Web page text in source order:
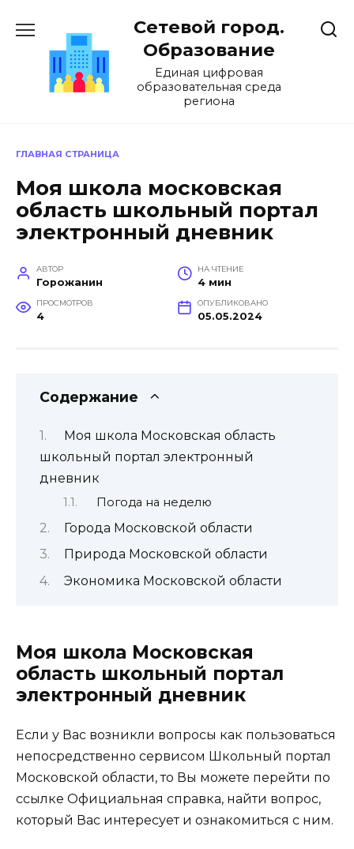
содержанию
Сетевой город.
Образование
Единая цифровая
образовательная среда
региона
ГЛАВНАЯ СТРАНИЦА
Моя школа московская
область школьный портал
электронный дневник
АВТОР
Горожанин
НА ЧТЕНИЕ
4 мин
ПРОСМОТРОВ
4
ОПУБЛИКОВАНО
05.05.2024
Содержание
Моя школа Московская область
школьный портал электронный
дневник
Погода на неделю
Города Московской области
Природа Московской области
Экономика Московской области
Моя школа Московская
область школьный портал
электронный дневник
Если у Вас возникли вопросы как пользоваться
непосредственно сервисом Школьный портал
Московской области, то Вы можете перейти по
ссылке Официальная справка, найти вопрос,
который Вас интересует и ознакомиться с ним.